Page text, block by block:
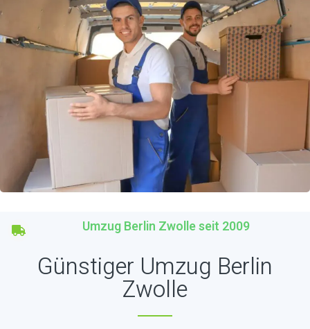
Umzug Berlin Zwolle seit 2009
Günstiger Umzug Berlin
Zwolle